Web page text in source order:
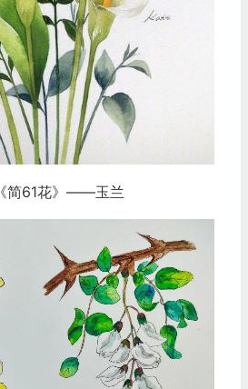
《简61花》——玉兰